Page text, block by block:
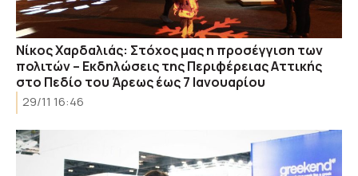
Νίκος Χαρδαλιάς: Στόχος μας η προσέγγιση των
πολιτών – Εκδηλώσεις της Περιφέρειας Αττικής
στο Πεδίο του Άρεως έως 7 Ιανουαρίου
29/11 16:46